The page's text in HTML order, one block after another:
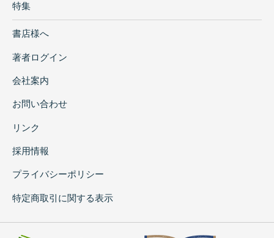
特集
書店様へ
著者ログイン
会社案内
お問い合わせ
リンク
採用情報
プライバシーポリシー
特定商取引に関する表示